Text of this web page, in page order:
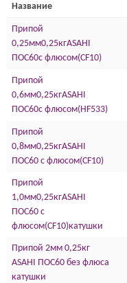
Название
Припой
0,25мм0,25кгASAHI
ПОС60с флюсом(СF10)
Припой
0,6мм0,25кгASAHI
ПОС60с флюсом(HF533)
Припой
0,8мм0,25кгASAHI
ПОС60 с флюсом(СF10)
Припой
1,0мм0,25кгASAHI
ПОС60 с
флюсом(СF10)катушки
Припой 2мм 0,25кг
ASAHI ПОС60 без флюса
катушки